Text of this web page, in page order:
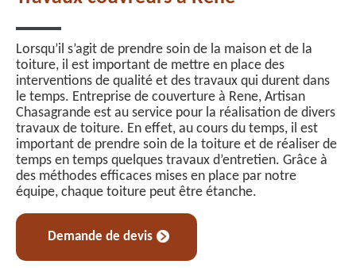
Lorsqu’il s’agit de prendre soin de la maison et de la
toiture, il est important de mettre en place des
interventions de qualité et des travaux qui durent dans
le temps. Entreprise de couverture à Rene, Artisan
Chasagrande est au service pour la réalisation de divers
travaux de toiture. En effet, au cours du temps, il est
important de prendre soin de la toiture et de réaliser de
temps en temps quelques travaux d’entretien. Grâce à
des méthodes efficaces mises en place par notre
équipe, chaque toiture peut être étanche.
Demande de devis